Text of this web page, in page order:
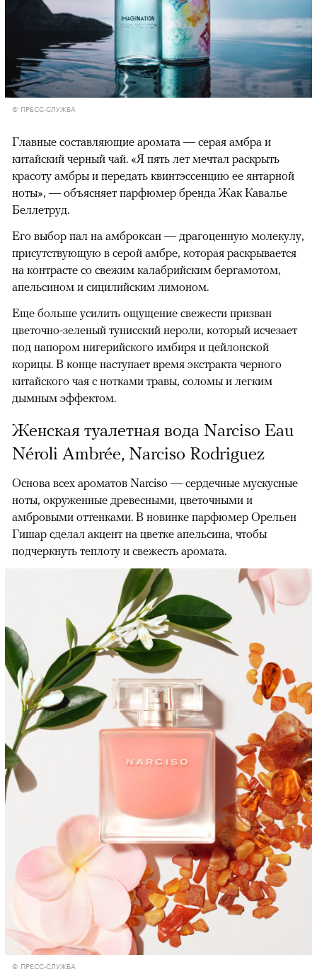
© ПРЕСС-СЛУЖБА
Главные составляющие аромата — серая амбра и
китайский черный чай. «Я пять лет мечтал раскрыть
красоту амбры и передать квинтэссенцию ее янтарной
ноты», — объясняет парфюмер бренда Жак Кавалье
Беллетруд.
Его выбор пал на амброксан — драгоценную молекулу,
присутствующую в серой амбре, которая раскрывается
на контрасте со свежим калабрийским бергамотом,
апельсином и сицилийским лимоном.
Еще больше усилить ощущение свежести призван
цветочно-зеленый тунисский нероли, который исчезает
под напором нигерийского имбиря и цейлонской
корицы. В конце наступает время экстракта черного
китайского чая с нотками травы, соломы и легким
дымным эффектом.
Женская туалетная вода Narciso Eau
Néroli Ambrée, Narciso Rodriguez
Основа всех ароматов Narciso — сердечные мускусные
ноты, окруженные древесными, цветочными и
амбровыми оттенками. В новинке парфюмер Орельен
Гишар сделал акцент на цветке апельсина, чтобы
подчеркнуть теплоту и свежесть аромата.
© ПРЕСС-СЛУЖБА